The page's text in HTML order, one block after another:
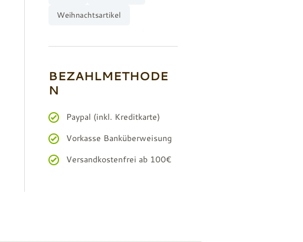
Weihnachtsartikel
BEZAHLMETHODE
N
Paypal (inkl. Kreditkarte)
Vorkasse Banküberweisung
Versandkostenfrei ab 100€